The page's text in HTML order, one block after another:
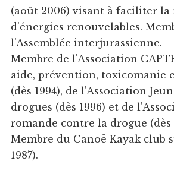
(août 2006) visant à faciliter la
d'énergies renouvelables.
l'Assemblée interjurassienne.
Membre de l'Association
aide, prévention, toxicomanie
(dès 1994), de l'Association
drogues (dès 1996) et de
romande contre la drogue (dès
Membre du Canoë Kayak club
1987).